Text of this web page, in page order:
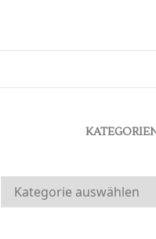
Kategorien